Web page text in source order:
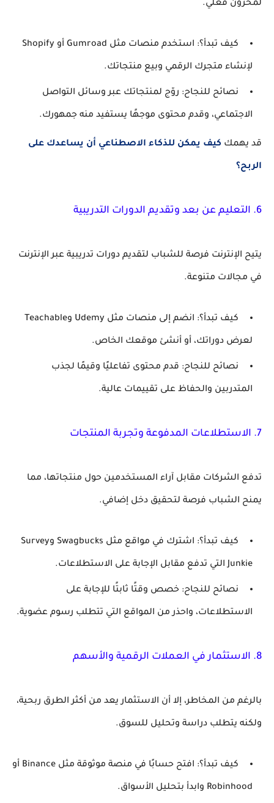
لمخزون فعلي.
كيف تبدأ؟ : استخدم منصات مثل Gumroad أو Shopify
لإنشاء متجرك الرقمي وبيع منتجاتك.
نصائح للنجاح: روّج لمنتجاتك عبر وسائل التواصل
الاجتماعي، وقدم محتوى موجهًا يستفيد منه جمهورك.
قد يهمك كيف يمكن للذكاء الاصطناعي أن يساعدك على
الربح؟
6. التعليم عن بعد وتقديم الدورات التدريبية
يتيح الإنترنت فرصة للشباب لتقديم دورات تدريبية عبر الإنترنت
في مجالات متنوعة.
كيف تبدأ؟ : انضم إلى منصات مثل Udemy وTeachable
لعرض دوراتك، أو أنشئ موقعك الخاص.
نصائح للنجاح: قدم محتوى تفاعليًا وقيمًا لجذب
المتدربين والحفاظ على تقييمات عالية.
7. الاستطلاعات المدفوعة وتجربة المنتجات
تدفع الشركات مقابل آراء المستخدمين حول منتجاتها، مما
يمنح الشباب فرصة لتحقيق دخل إضافي.
كيف تبدأ؟ : اشترك في مواقع مثل Swagbucks وSurvey
Junkie التي تدفع مقابل الإجابة على الاستطلاعات.
نصائح للنجاح: خصص وقتًا ثابتًا للإجابة على
الاستطلاعات، واحذر من المواقع التي تتطلب رسوم عضوية.
8. الاستثمار في العملات الرقمية والأسهم
بالرغم من المخاطر، إلا أن الاستثمار يعد من أكثر الطرق ربحية،
ولكنه يتطلب دراسة وتحليل للسوق.
كيف تبدأ؟ : افتح حسابًا في منصة موثوقة مثل Binance أو
Robinhood وابدأ بتحليل الأسواق.